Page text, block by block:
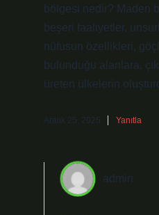
bölgesi nedir? Maden
beşeri faaliyetler,
nüfusun özellikleri,
bulunduğu alanlara,
üreten ülkelerin
Aralık 25, 2025 Yanıtla
admin